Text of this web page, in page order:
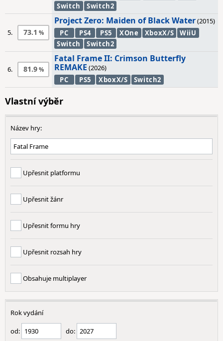
Switch
Switch2
5. 73.1
Project Zero: Maiden of Black Water(2015)
PC
PS4 PS5 XOne XboxX/S
WiiU
Switch
Switch2
6. 81.9
Fatal Frame II: Crimson Butterfly
REMAKE (2026)
PC
PS5 XboxX/S Switch2
Vlastní výběr
Název hry:
Upřesnit platformu
Upřesnit žánr
Upřesnit formu hry
Upřesnit rozsah hry
Obsahuje multiplayer
Rok vydání
od: do: